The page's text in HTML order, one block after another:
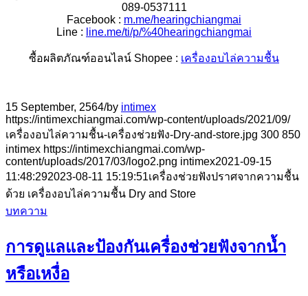
089-0537111
Facebook : m.me/hearingchiangmai
Line : line.me/ti/p/%40hearingchiangmai
ซื้อผลิตภัณฑ์ออนไลน์ Shopee : เครื่องอบไล่ความชื้น
15 September, 2564/by intimex
https://intimexchiangmai.com/wp-content/uploads/2021/09/
เครื่องอบไล่ความชื้น-เครื่องช่วยฟัง-Dry-and-store.jpg 300 850
intimex https://intimexchiangmai.com/wp-
content/uploads/2017/03/logo2.png intimex2021-09-15
11:48:292023-08-11 15:19:51เครื่องช่วยฟังปราศจากความชื้น
ด้วย เครื่องอบไล่ความชื้น Dry and Store
บทความ
การดูแลและป้องกันเครื่องช่วยฟังจากน้ำ
หรือเหงื่อ